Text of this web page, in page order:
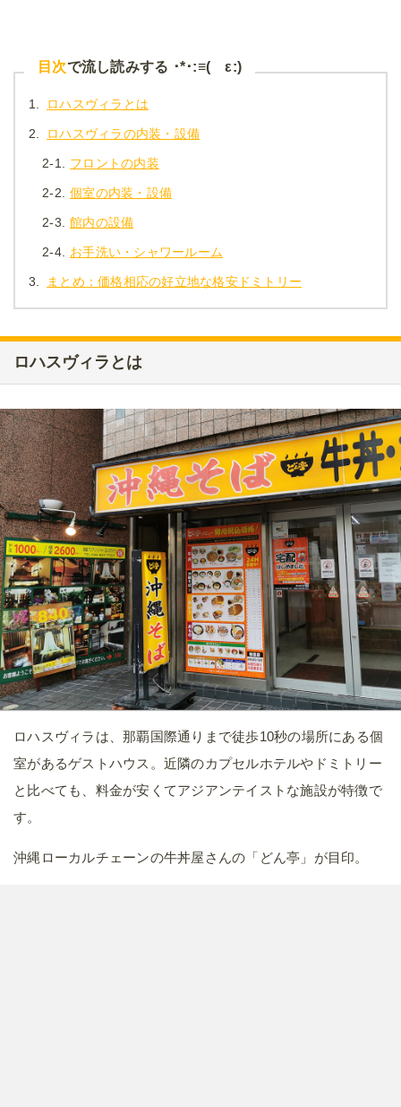
目次で流し読みする ･*･:≡( ε:)
1. ロハスヴィラとは
2. ロハスヴィラの内装・設備
2-1. フロントの内装
2-2. 個室の内装・設備
2-3. 館内の設備
2-4. お手洗い・シャワールーム
3. まとめ：価格相応の好立地な格安ドミトリー
ロハスヴィラとは
ロハスヴィラは、那覇国際通りまで徒歩10秒の場所にある個
室があるゲストハウス。近隣のカプセルホテルやドミトリー
と比べても、料金が安くてアジアンテイストな施設が特徴で
す。
沖縄ローカルチェーンの牛丼屋さんの「どん亭」が目印。